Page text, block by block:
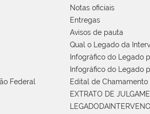
Federal
Notas oficiais
Entregas
Avisos de pauta
Qual o Legado da
Infográfico do Legado
Infográfico do Legado
Edital de Chamamento
EXTRATO DE